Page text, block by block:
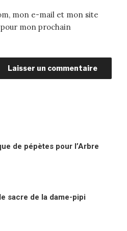
mon e-mail et mon site
mon prochain
de pépètes pour l’Arbre
sacre de la dame-pipi